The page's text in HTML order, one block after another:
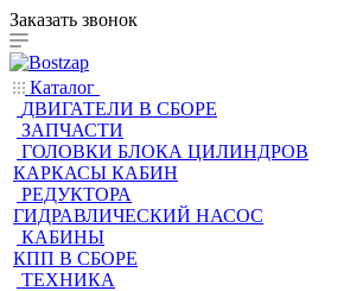
Заказать звонок
Каталог
ДВИГАТЕЛИ В СБОРЕ
ЗАПЧАСТИ
ГОЛОВКИ БЛОКА ЦИЛИНДРОВ
КАРКАСЫ КАБИН
РЕДУКТОРА
ГИДРАВЛИЧЕСКИЙ НАСОС
КАБИНЫ
КПП В СБОРЕ
ТЕХНИКА